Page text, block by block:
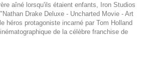
aîné lorsqu'ils étaient enfants, Iron Studios
Drake Deluxe - Uncharted Movie - Art
héros protagoniste incarné par Tom Holland
de la célèbre franchise de